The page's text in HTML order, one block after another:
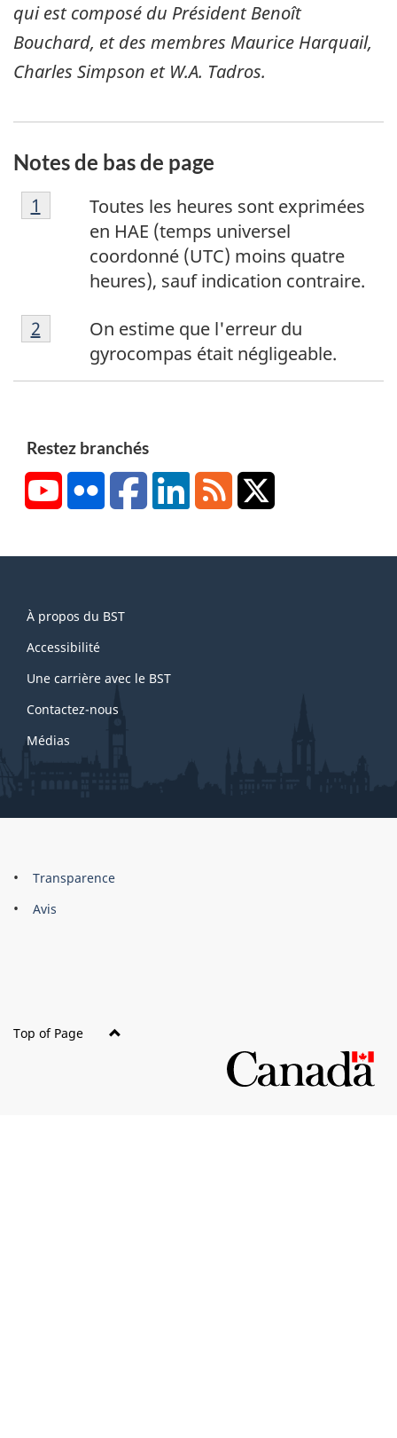
qui est composé du Président Benoît
Bouchard, et des membres Maurice Harquail,
Charles Simpson et W.A. Tadros.
Notes de bas de page
N
o
e
b
Toutes les heures sont exprimées
en HAE (temps universel
coordonné (UTC) moins quatre
heures), sauf indication contraire.
Retour à la référence de la note de bas de
1
N
o
On estime que l'erreur du
gyrocompas était négligeable.
Retour à la référence de la note de bas de
2
Restez branchés
YouTubeFlickr FacebookLinkedInRSS
this
site
À propos du BST
Accessibilité
Une carrière avec le BST
Contactez-nous
Médias
About
this
Brand
Transparence
Avis
Top of Page